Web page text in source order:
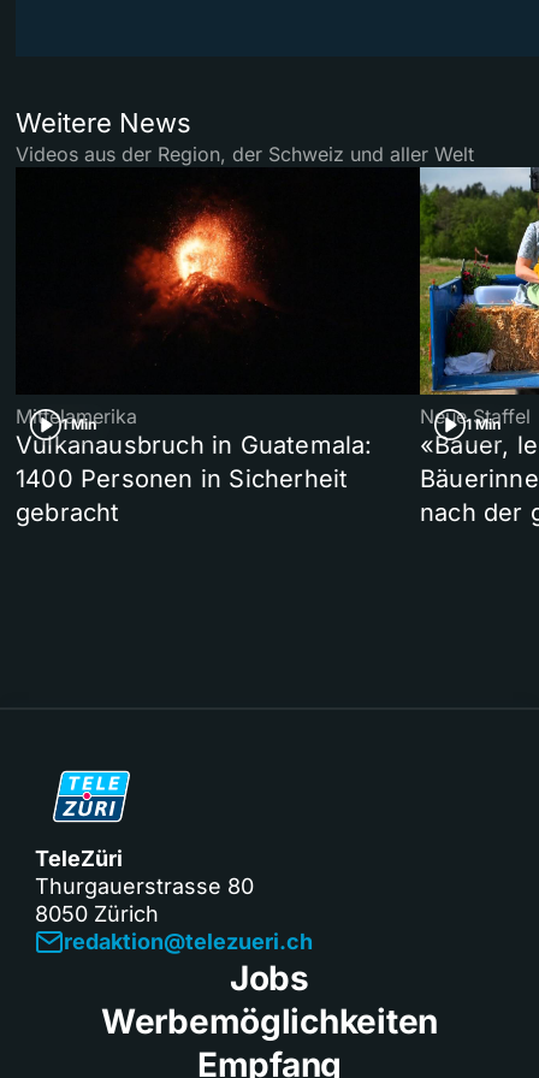
Weitere News
Videos aus der Region, der Schweiz und aller Welt
1 Min
Mittelamerika
Vulkanausbruch in Guatemala:
1400 Personen in Sicherheit
gebracht
1 Min
Neue Staffel
«Bauer,
nach der
TeleZüri
Thurgauerstrasse 80
8050 Zürich
redaktion@telezueri.ch
Jobs
Werbemöglichkeiten
Empfang